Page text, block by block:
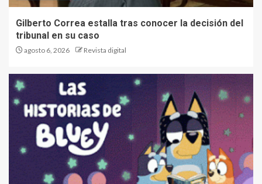
Gilberto Correa estalla tras conocer la decisión del
tribunal en su caso
agosto 6, 2026 Revista digital